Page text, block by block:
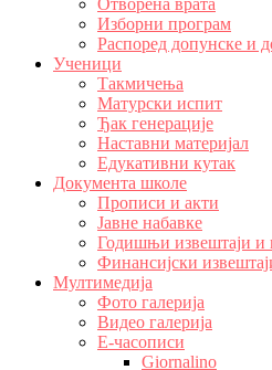
Изборни програм
Распоред допунске и
Ученици
Такмичења
Матурски испит
Ђак генерације
Наставни материјал
Едукативни кутак
Документа школе
Прописи и акти
Јавне набавке
Годишњи извештаји и
Финансијски
Мултимедија
Фото галерија
Видео галерија
Е-часописи
Giornalino